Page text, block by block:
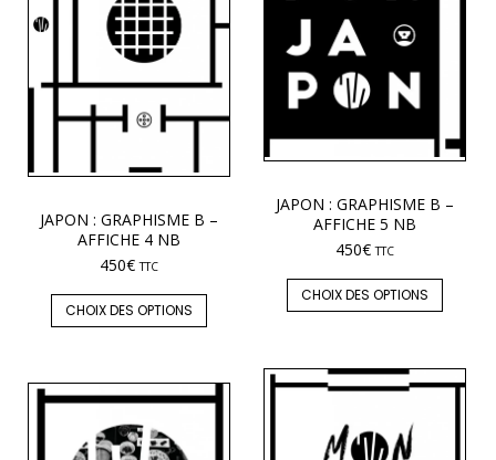
JAPON : GRAPHISME B –
AFFICHE 5 NB
450€ TTC
CHOIX DES OPTIONS
JAPON : GRAPHISME B –
AFFICHE 4 NB
450€ TTC
CHOIX DES OPTIONS